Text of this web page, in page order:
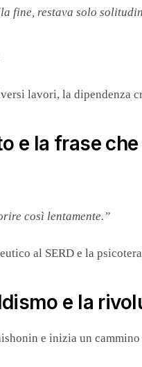
fine, restava solo
lavori, la dipendenza
e la frase
così lentamente.”
al SERD e la
e la
e inizia un